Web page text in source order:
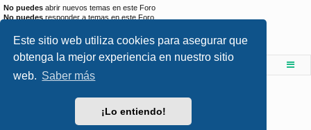
Este sitio web utiliza cookies para asegurar que
obtenga la mejor experiencia en nuestro sitio
web. Saber más
¡Lo entiendo!
No puedes abrir nuevos temas en este Foro
No puedes responder a temas en este Foro
No puedesborrar sus mensajes en este Foro
No puedesenviar adjuntos en este Foro
Foro de Ingenieria Civil & Arquitectura
- phpBB 3.3 por MrGaby
Traducción al español por
Privacidad|Condiciones